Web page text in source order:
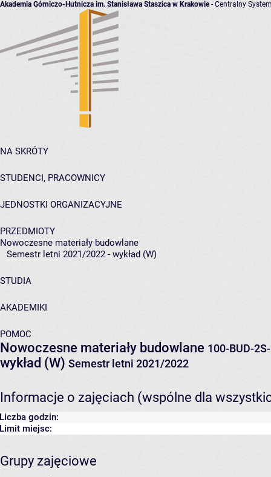
Akademia Górniczo-Hutnicza im. Stanisława Staszica w Krakowie- Centralny
NA SKRÓTY
STUDENCI, PRACOWNICY
JEDNOSTKI ORGANIZACYJNE
PRZEDMIOTY
Nowoczesne materiały budowlane
Semestr letni 2021/2022 - wykład (W)
STUDIA
AKADEMIKI
POMOC
Nowoczesne materiały budowlane 100-BUD-
wykład (W) Semestr letni 2021/2022
Informacje o zajęciach (wspólne dla
Liczba godzin:
Limit miejsc:
Grupy zajęciowe